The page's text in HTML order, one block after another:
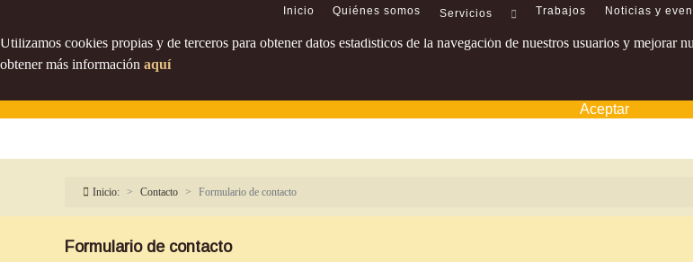
Inicio Quiénes somos Servicios Trabajos Noticias y
Utilizamos cookies propias y de terceros para obtener datos estadísticos de la navegación de nuestros usuarios y mejorar
obtener más información aquí
Aceptar
Inicio: Contacto Formulario de contacto
Formulario de contacto